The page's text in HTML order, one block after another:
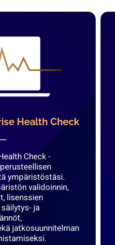
Health Check
Check -
ympäristöstäsi.
validoinnin,
lisenssien
ja
jatkosuunnitelman